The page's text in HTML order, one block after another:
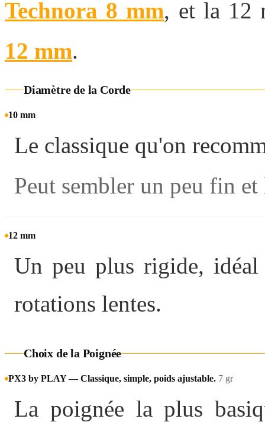
Technora 8 mm, et la 12
12 mm.
Diamètre de la Corde
10 mm
Le classique qu'on
Peut sembler un peu fin
12 mm
Un peu plus rigide,
rotations lentes.
Choix de la Poignée
PX3 by PLAY — Classique, simple, poids ajustable. 7 gr
La poignée la plus